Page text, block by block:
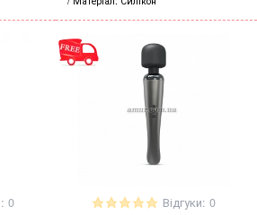
0 Відгуки: 0